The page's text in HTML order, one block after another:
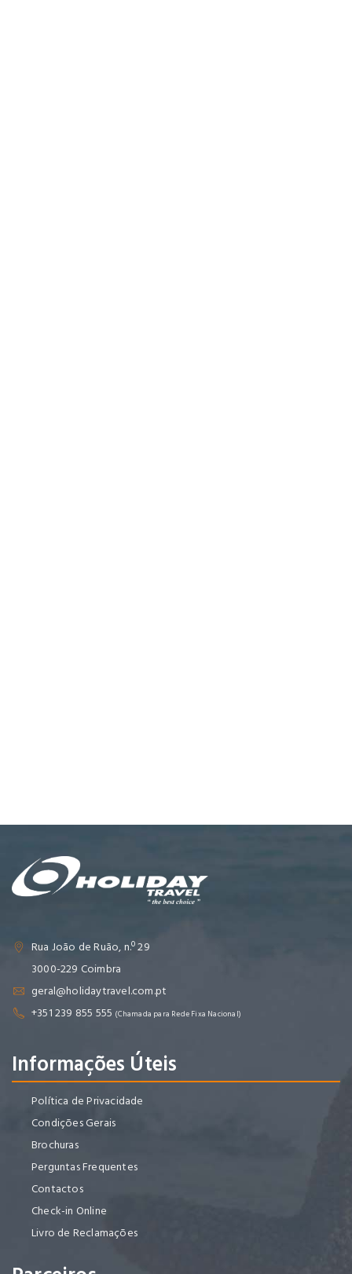
Rua João de Ruão, n.º 29
3000-229 Coimbra
geral@holidaytravel.com.pt
+351 239 855 555 (Chamada para Rede Fixa Nacional)
Informações Úteis
Política de Privacidade
Condições Gerais
Brochuras
Perguntas Frequentes
Contactos
Check-in Online
Livro de Reclamações